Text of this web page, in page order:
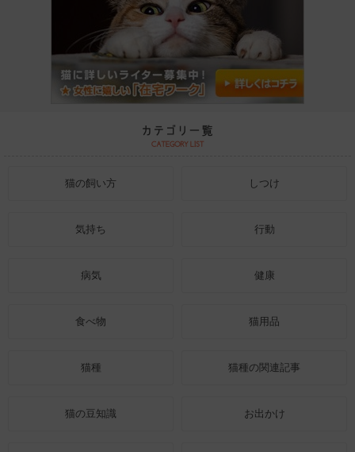
猫の飼い方 しつけ
気持ち 行動
病気 健康
食べ物 猫用品
猫種 猫種の関連記事
猫の豆知識 お出かけ